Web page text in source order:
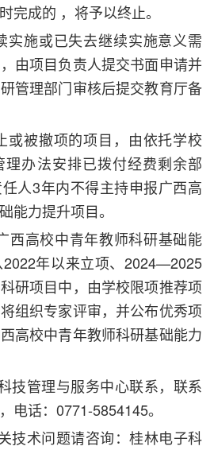
完成的 ，将予以终止。
实施或已失去继续实施意义需
由项目负责人提交书面申请并
管理部门审核后提交教育厅备
或被撤项的项目，由依托学校
办法安排已拨付经费剩余部
人3年内不得主持申报广西高
能力提升项目。
西高校中青年教师科研基础能
年以来立项、2024—2025
研项目中，由学校限项推荐项
组织专家评审，并公布优秀项
高校中青年教师科研基础能力
技管理与服务中心联系，联系
电话：0771-5854145。
技术问题请咨询：桂林电子科